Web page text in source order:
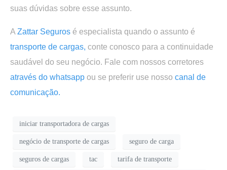
suas dúvidas sobre esse assunto.
A Zattar Seguros é especialista quando o assunto é
transporte de cargas, conte conosco para a continuidade
saudável do seu negócio. Fale com nossos corretores
através do whatsapp ou se preferir use nosso canal de
comunicação.
iniciar transportadora de cargas
negócio de transporte de cargas seguro de carga
seguros de cargas tac tarifa de transporte